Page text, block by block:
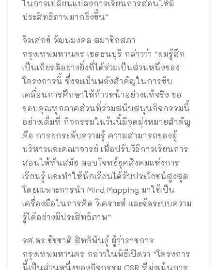
ในการเปลี่ยนแปลงการเรียนการสอนให้มี
ประสิทธิภาพมากยิ่งขึ้น”
จิรเสกข์ วัฒนมงคล สมาชิกสภา
กรุงเทพมหานคร เขตธนบุรี กล่าวว่า “ผมรู้สึก
เป็นเกียรติอย่างยิ่งที่ได้ร่วมเป็นส่วนหนึ่งของ
โครงการนี้ ซึ่งจะเป็นพลังสำคัญในการขับ
เคลื่อนการศึกษาให้ก้าวหน้าอย่างแท้จริง ขอ
ขอบคุณทุกภาคส่วนที่ร่วมสนับสนุนกิจกรรมนี้
อย่างเต็มที่ กิจกรรมในวันนี้มีจุดมุ่งหมายสำคัญ
คือ การยกระดับความรู้ ความสามารถของผู้
บริหารและคณาจารย์ เพื่อปรับวิธีการเรียนการ
สอนให้ทันสมัย ตอบโจทย์ยุคสังคมแห่งการ
เรียนรู้ และทำให้นักเรียนได้รับประโยชน์สูงสุด
โดยเฉพาะการนำ Mind Mapping มาใช้เป็น
เครื่องมือในการคิด วิเคราะห์ และจัดระบบความ
รู้ได้อย่างมีประสิทธิภาพ”
รศ.ดร.ชัชชาติ สิทธิพันธุ์ ผู้ว่าราชการ
กรุงเทพมหานคร กล่าวในพิธีเปิดว่า “โครงการ
นี้เป็นส่วนหนึ่งของกิจกรรม CSR ที่มุ่งเน้นการ